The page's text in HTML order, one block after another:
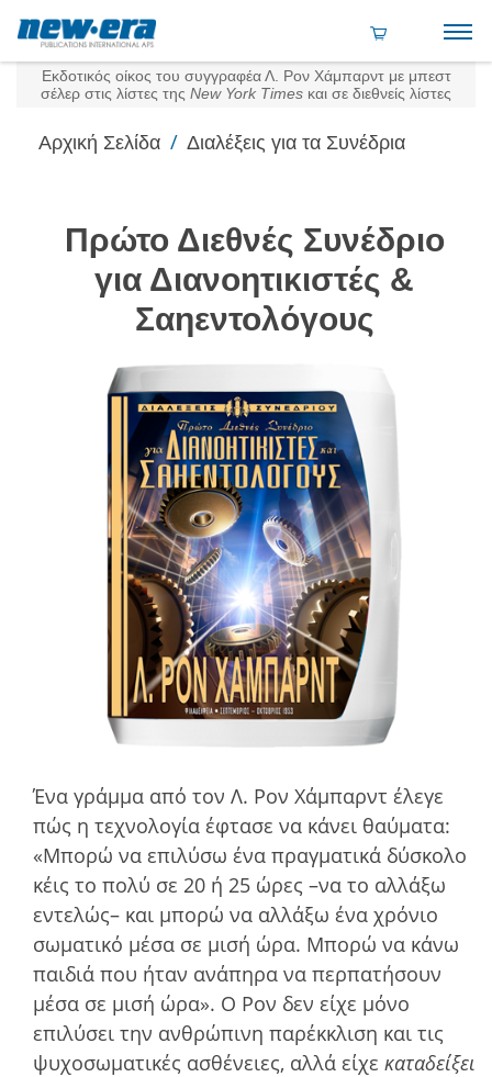
Εκδοτικός οίκος του συγγραφέα Λ. Ρον Χάμπαρντ με μπεστ
σέλερ στις λίστες της New York Times και σε διεθνείς λίστες
Αρχική Σελίδα / Διαλέξεις για τα Συνέδρια
Πρώτο Διεθνές Συνέδριο
για Διανοητικιστές &
Σαηεντολόγους
Ένα γράµµα από τον Λ. Ρον Χάμπαρντ έλεγε
πώς η τεχνολογία έφτασε να κάνει θαύµατα:
«Μπορώ να επιλύσω ένα πραγµατικά δύσκολο
κέις το πολύ σε 20 ή 25 ώρες –να το αλλάξω
εντελώς– και µπορώ να αλλάξω ένα χρόνιο
σωµατικό µέσα σε µισή ώρα. Μπορώ να κάνω
παιδιά που ήταν ανάπηρα να περπατήσουν
µέσα σε µισή ώρα». Ο Ρον δεν είχε µόνο
επιλύσει την ανθρώπινη παρέκκλιση και τις
ψυχοσωµατικές ασθένειες, αλλά είχε καταδείξει